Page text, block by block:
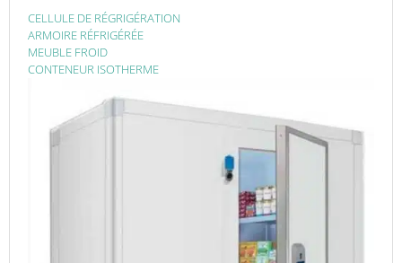
CELLULE DE RÉGRIGÉRATION
ARMOIRE RÉFRIGÉRÉE
MEUBLE FROID
CONTENEUR ISOTHERME